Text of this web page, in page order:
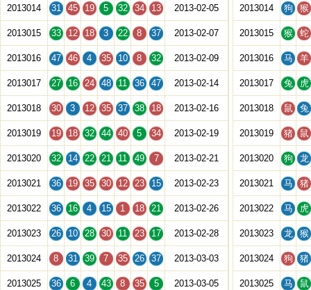
2013014 31 45 19 5 32 34 13 2013-02-05
2013015 33 12 18 3 22 8 37 2013-02-07
2013016 47 46 4 35 10 8 32 2013-02-09
2013017 27 16 24 48 11 36 47 2013-02-14
2013018 30 3 12 35 37 38 18 2013-02-16
2013019 19 18 32 44 40 5 34 2013-02-19
2013020 32 14 22 21 11 49 7 2013-02-21
2013021 36 19 35 30 12 23 15 2013-02-23
2013022 36 16 4 15 1 18 21 2013-02-26
2013023 26 10 28 30 11 23 17 2013-02-28
2013024 8 31 39 7 35 26 37 2013-03-03
2013025 36 6 4 43 8 35 5 2013-03-05
2013014 狗 猴
2013015 猴 蛇
2013016 马 羊
2013017 兔 虎
2013018 鼠 兔
2013019 猪 鼠
2013020 狗 龙
2013021 马 猪
2013022 马 虎
2013023 龙 猴
2013024 狗 猪
2013025 马 鼠